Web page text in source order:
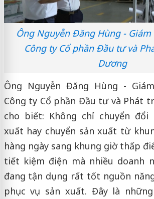
Ông Nguyễn Đăng Hùng -
Công ty Cổ phần Đầu tư và
Dương
Ông Nguyễn Đăng Hùng -
Công ty Cổ phần Đầu tư và Phát
cho biết: Không chỉ chuyển đổi
xuất hay chuyển sản xuất từ
hàng ngày sang khung giờ thấp
tiết kiệm điện mà nhiều doanh
đang tận dụng rất tốt nguồn
phục vụ sản xuất. Đây là